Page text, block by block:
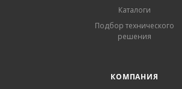
Каталоги
Подбор технического
решения
КОМПАНИЯ